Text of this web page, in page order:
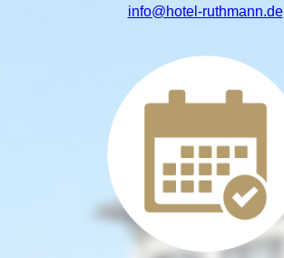
info@hotel-ruthmann.de